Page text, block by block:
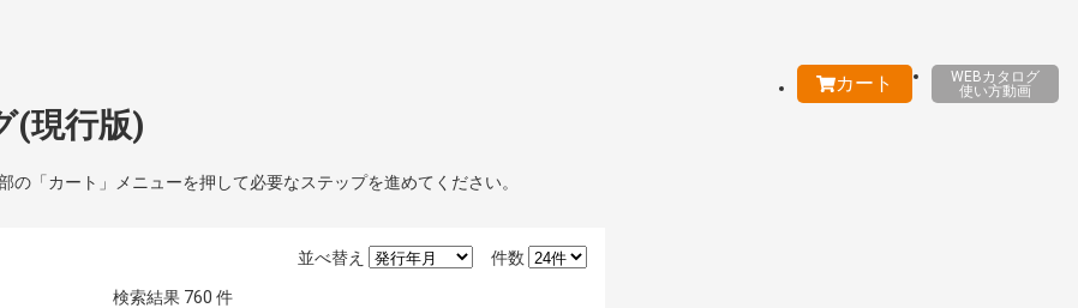
カート
WEBカタログ
使い方動画
(現行版)
「カート」メニューを押して必要なステップを進めてください。
件数
並べ替え
検索結果 760 件